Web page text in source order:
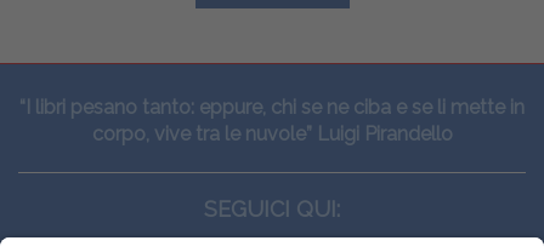
“I libri pesano tanto: eppure, chi se ne ciba e se li mette in
corpo, vive tra le nuvole” Luigi Pirandello
SEGUICI QUI: